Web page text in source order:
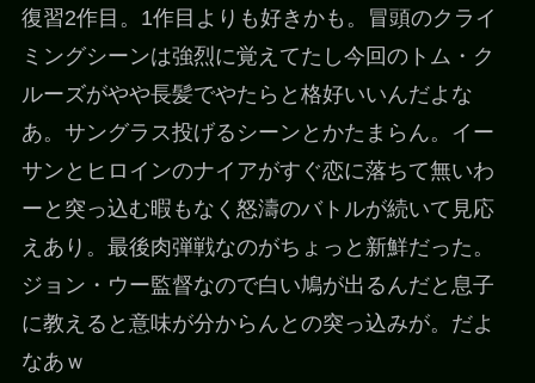
復習2作目。1作目よりも好きかも。冒頭のクライ
ミングシーンは強烈に覚えてたし今回のトム・ク
ルーズがやや長髪でやたらと格好いいんだよな
あ。サングラス投げるシーンとかたまらん。イー
サンとヒロインのナイアがすぐ恋に落ちて無いわ
ーと突っ込む暇もなく怒濤のバトルが続いて見応
えあり。最後肉弾戦なのがちょっと新鮮だった。
ジョン・ウー監督なので白い鳩が出るんだと息子
に教えると意味が分からんとの突っ込みが。だよ
なあｗ